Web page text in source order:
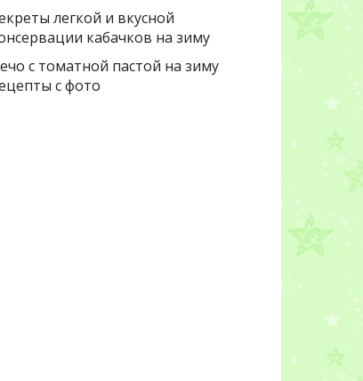
легкой и вкусной
кабачков на зиму
с томатной пастой на зиму
с фото